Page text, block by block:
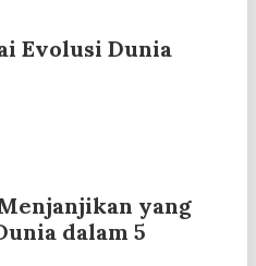
Evolusi Dunia
yang
dalam 5